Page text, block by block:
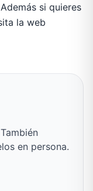
si quieres
la web
en persona.